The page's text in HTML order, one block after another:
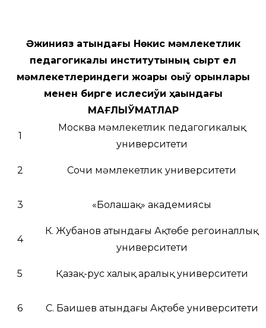
Әжинияз атындағы Нөкис мәмлекетлик
педагогикалық институтының сырт ел
мәмлекетлериндеги жоқары оқыў орынлары
менен бирге ислесиўи ҳаққындағы
МАҒЛЫЎМАТЛАР
1
Москва мәмлекетлик педагогикалық
университети
2 Сочи мәмлекетлик университети
3 «Болашақ» академиясы
4
К. Жубанов атындағы Ақтөбе регоиналлық
университети
5 Қазақ-рус халық аралық университети
6 С. Баишев атындағы Ақтөбе университети